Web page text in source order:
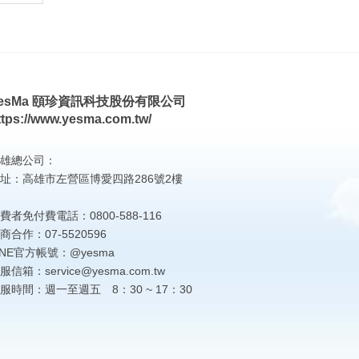
頤珍資訊科技股份有限公司
www.yesma.com.tw/
總公司：
：高雄市左營區博愛四路286號2樓
者免付費電話：0800-588-116
合作：07-5520596
官方帳號：@yesma
信箱：service@yesma.com.tw
時間：週一至週五 8：30 ~ 17：30